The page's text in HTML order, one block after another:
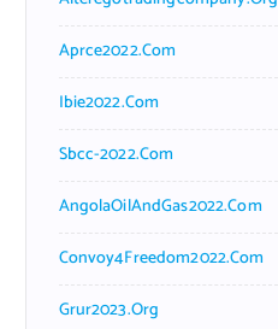
Aprce2022.com
Ibie2022.com
Sbcc-2022.com
AngolaOilAndGas2022.com
Convoy4Freedom2022.com
Grur2023.org